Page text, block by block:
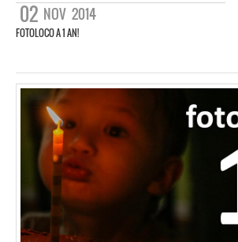
02 NOV 2014
FOTOLOCO A 1 AN!